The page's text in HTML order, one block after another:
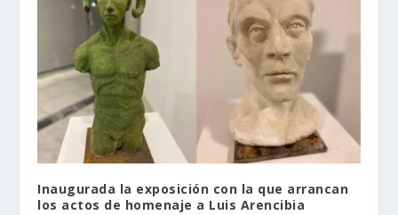
Inaugurada la exposición con la que arrancan
los actos de homenaje a Luis Arencibia